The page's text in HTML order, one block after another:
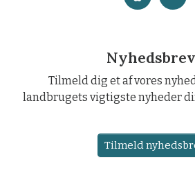
Tilmeld dig et af vores
landbrugets vigtigste nyheder
Tilmeld